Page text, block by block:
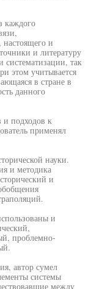
каждого
и
и литературу
систематизации, так
этом учитывается
в стране в
данного
и подходов к
применял
науки.
и методика
и
и
проблемно-
автор сумел
системы
между